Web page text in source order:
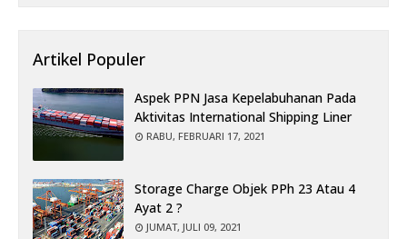
Artikel Populer
Aspek PPN Jasa Kepelabuhanan Pada
Aktivitas International Shipping Liner
RABU, FEBRUARI 17, 2021
Storage Charge Objek PPh 23 Atau 4
Ayat 2 ?
JUMAT, JULI 09, 2021